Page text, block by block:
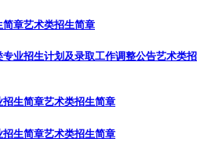
简章艺术类招生简章
业招生计划及录取工作调整公告艺术类招
招生简章艺术类招生简章
招生简章艺术类招生简章